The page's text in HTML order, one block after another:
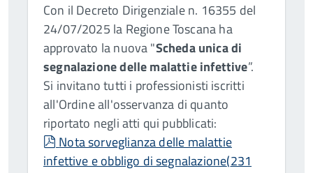
Con il Decreto Dirigenziale n. 16355 del
24/07/2025 la Regione Toscana ha
approvato la nuova "Scheda unica di
segnalazione delle malattie infettive”.
Si invitano tutti i professionisti iscritti
all'Ordine all'osservanza di quanto
riportato negli atti qui pubblicati:
pdf
Nota sorveglianza delle malattie
infettive e obbligo di segnalazione(231